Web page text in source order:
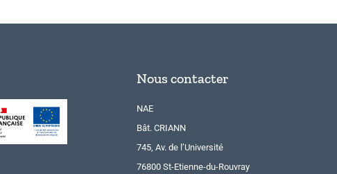
Nous contacter
NAE
Bât. CRIANN
745, Av. de l’Université
76800 St-Etienne-du-Rouvray